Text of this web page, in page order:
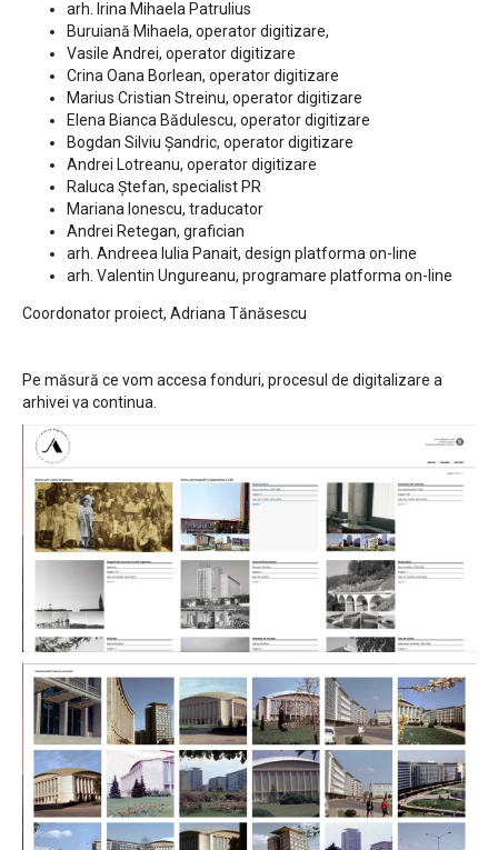
arh. Irina Mihaela Patrulius
Buruiană Mihaela, operator digitizare,
Vasile Andrei, operator digitizare
Crina Oana Borlean, operator digitizare
Marius Cristian Streinu, operator digitizare
Elena Bianca Bădulescu, operator digitizare
Bogdan Silviu Șandric, operator digitizare
Andrei Lotreanu, operator digitizare
Raluca Ștefan, specialist PR
Mariana Ionescu, traducator
Andrei Retegan, grafician
arh. Andreea Iulia Panait, design platforma on-line
arh. Valentin Ungureanu, programare platforma on-line
Coordonator proiect, Adriana Tănăsescu
Pe măsură ce vom accesa fonduri, procesul de digitalizare a
arhivei va continua.